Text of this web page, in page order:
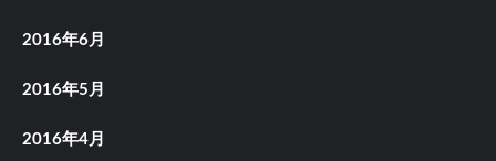
2016年6月
2016年5月
2016年4月